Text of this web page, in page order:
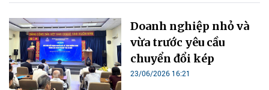
Doanh nghiệp nhỏ và
vừa trước yêu cầu
chuyển đổi kép
23/06/2026 16:21